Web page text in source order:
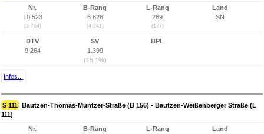
Nr.
10.523
(3.764)
B-Rang
6.626
(4.241)
L-Rang
269
(177)
Land
SN
DTV
9.264
SV
1.399
(15,1%)
BPL
Infos...
S 111 Bautzen-Thomas-Müntzer-Straße (B 156) - Bautzen-Weißenberger Straße (L
111)
Nr.
B-Rang
L-Rang
Land